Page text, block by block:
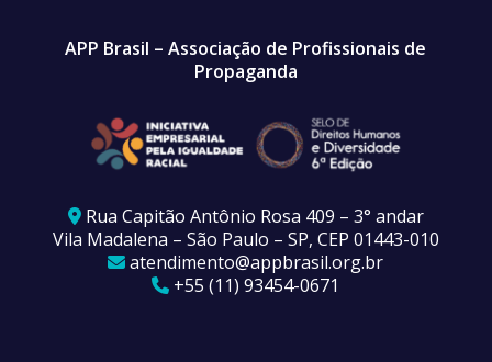
APP Brasil – Associação de Profissionais de
Propaganda
Rua Capitão Antônio Rosa 409 – 3° andar
Vila Madalena – São Paulo – SP, CEP 01443-010
atendimento@appbrasil.org.br
+55 (11) 93454-0671